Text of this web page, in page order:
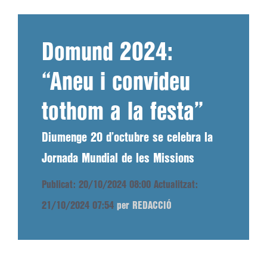
Domund 2024:
“Aneu i convideu
tothom a la festa”
Diumenge 20 d’octubre se celebra la
Jornada Mundial de les Missions
Publicat: 20/10/2024 08:00 Actualitzat:
21/10/2024 07:54 per REDACCIÓ